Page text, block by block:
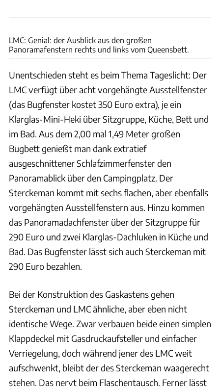
LMC: Genial: der Ausblick aus den großen
Panoramafenstern rechts und links vom Queensbett.
Unentschieden steht es beim Thema Tageslicht: Der
LMC verfügt über acht vorgehängte Ausstellfenster
(das Bugfenster kostet 350 Euro extra), je ein
Klarglas-Mini-Heki über Sitzgruppe, Küche, Bett und
im Bad. Aus dem 2,00 mal 1,49 Meter großen
Bugbett genießt man dank extratief
ausgeschnittener Schlafzimmerfenster den
Panoramablick über den Campingplatz. Der
Sterckeman kommt mit sechs flachen, aber ebenfalls
vorgehängten Ausstellfenstern aus. Hinzu kommen
das Panoramadachfenster über der Sitzgruppe für
290 Euro und zwei Klarglas-Dachluken in Küche und
Bad. Das Bugfenster lässt sich auch Sterckeman mit
290 Euro bezahlen.
Bei der Konstruktion des Gaskastens gehen
Sterckeman und LMC ähnliche, aber eben nicht
identische Wege. Zwar verbauen beide einen simplen
Klappdeckel mit Gasdruckaufsteller und einfacher
Verriegelung, doch während jener des LMC weit
aufschwenkt, bleibt der des Sterckeman waagerecht
stehen. Das nervt beim Flaschentausch. Ferner lässt